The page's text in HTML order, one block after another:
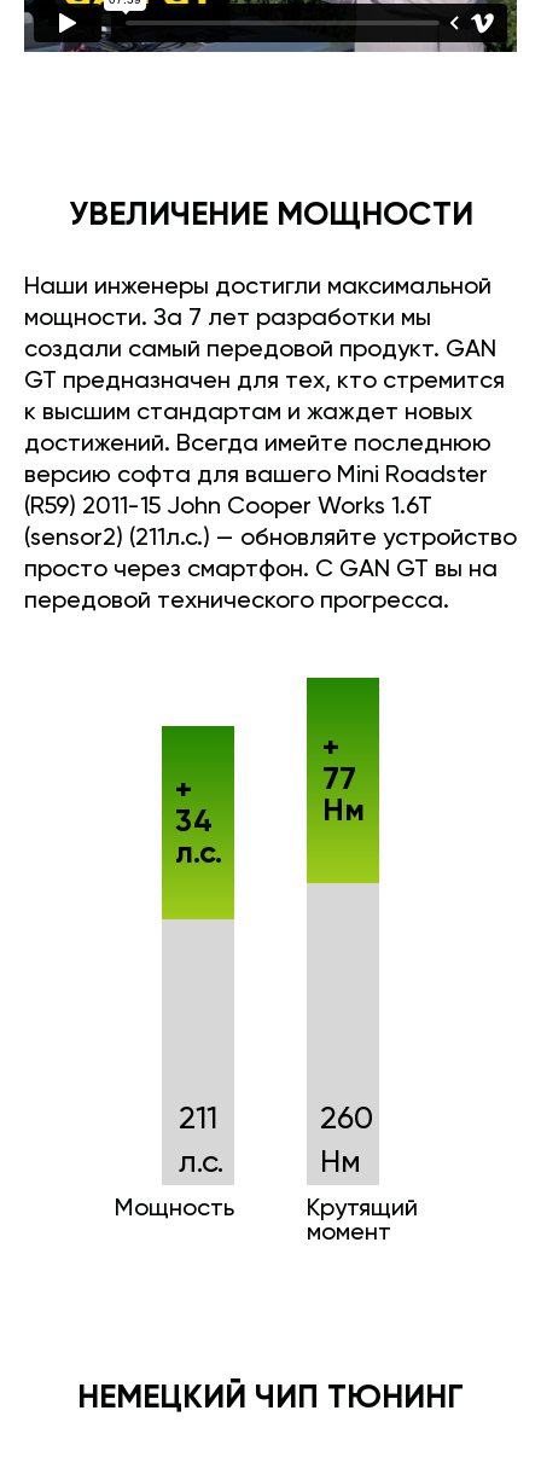
УВЕЛИЧЕНИЕ МОЩНОСТИ
Наши инженеры достигли максимальной
мощности. За 7 лет разработки мы
создали самый передовой продукт. GAN
GT предназначен для тех, кто стремится
к высшим стандартам и жаждет новых
достижений. Всегда имейте последнюю
версию софта для вашего Mini Roadster
(R59) 2011-15 John Cooper Works 1.6T
(sensor2) (211л.с.) — обновляйте устройство
просто через смартфон. С GAN GT вы на
передовой технического прогресса.
211
л.с.
Мощность
+
34
л.с.
260
Нм
Крутящий
момент
+
77
Нм
НЕМЕЦКИЙ ЧИП ТЮНИНГ